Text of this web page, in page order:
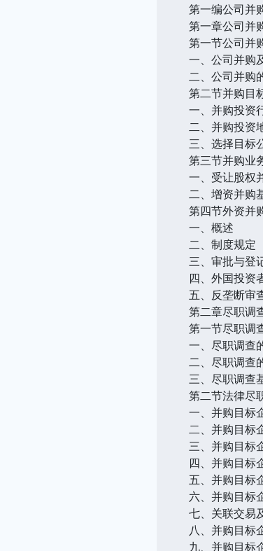
第一编公司并
第一章公司并
第一节公司并
一、公司并购
二、公司并购
第二节并购目
一、并购投资
二、并购投资
三、选择目标
第三节并购业
一、受让股权
二、增资并购
第四节外资并
一、概述
二、制度规定
三、审批与登
四、外国投资
五、反垄断审
第二章尽职调
第一节尽职调
一、尽职调查
二、尽职调查
三、尽职调查
第二节法律尽
一、并购目标
二、并购目标
三、并购目标
四、并购目标
五、并购目标
六、并购目标
七、关联交易
八、并购目标
九、并购目标